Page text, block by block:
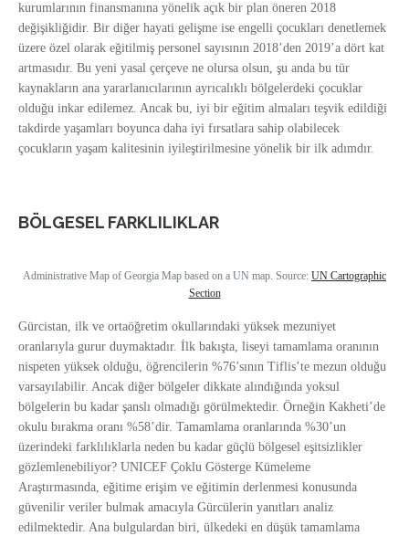
kurumlarının finansmanına yönelik açık bir plan öneren 2018
değişikliğidir. Bir diğer hayati gelişme ise engelli çocukları denetlemek
üzere özel olarak eğitilmiş personel sayısının 2018’den 2019’a dört kat
artmasıdır. Bu yeni yasal çerçeve ne olursa olsun, şu anda bu tür
kaynakların ana yararlanıcılarının ayrıcalıklı bölgelerdeki çocuklar
olduğu inkar edilemez. Ancak bu, iyi bir eğitim almaları teşvik edildiği
takdirde yaşamları boyunca daha iyi fırsatlara sahip olabilecek
çocukların yaşam kalitesinin iyileştirilmesine yönelik bir ilk adımdır.
BÖLGESEL FARKLILIKLAR
Administrative Map of Georgia Map based on a UN map. Source: UN Cartographic
Section
Gürcistan, ilk ve ortaöğretim okullarındaki yüksek mezuniyet
oranlarıyla gurur duymaktadır. İlk bakışta, liseyi tamamlama oranının
nispeten yüksek olduğu, öğrencilerin %76’sının Tiflis’te mezun olduğu
varsayılabilir. Ancak diğer bölgeler dikkate alındığında yoksul
bölgelerin bu kadar şanslı olmadığı görülmektedir. Örneğin Kakheti’de
okulu bırakma oranı %58’dir. Tamamlama oranlarında %30’un
üzerindeki farklılıklarla neden bu kadar güçlü bölgesel eşitsizlikler
gözlemlenebiliyor? UNICEF Çoklu Gösterge Kümeleme
Araştırmasında, eğitime erişim ve eğitimin derlenmesi konusunda
güvenilir veriler bulmak amacıyla Gürcülerin yanıtları analiz
edilmektedir. Ana bulgulardan biri, ülkedeki en düşük tamamlama